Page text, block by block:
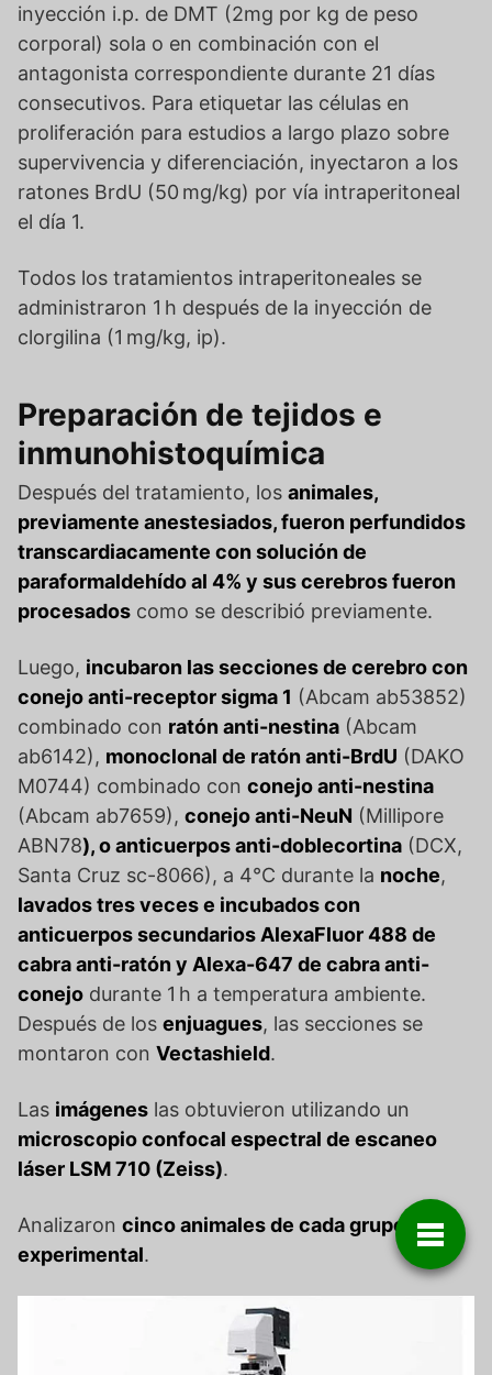
inyección i.p. de DMT (2mg por kg de peso
corporal) sola o en combinación con el
antagonista correspondiente durante 21 días
consecutivos. Para etiquetar las células en
proliferación para estudios a largo plazo sobre
supervivencia y diferenciación, inyectaron a los
ratones BrdU (50 mg/kg) por vía intraperitoneal
el día 1.
Todos los tratamientos intraperitoneales se
administraron 1 h después de la inyección de
clorgilina (1 mg/kg, ip).
Preparación de tejidos e
inmunohistoquímica
Después del tratamiento, los animales,
previamente anestesiados, fueron perfundidos
transcardiacamente con solución de
paraformaldehído al 4% y sus cerebros fueron
procesados como se describió previamente.
Luego, incubaron las secciones de cerebro con
conejo anti-receptor sigma 1 (Abcam ab53852)
combinado con ratón anti-nestina (Abcam
ab6142), monoclonal de ratón anti-BrdU (DAKO
M0744) combinado con conejo anti-nestina
(Abcam ab7659), conejo anti-NeuN (Millipore
ABN78), o anticuerpos anti-doblecortina (DCX,
Santa Cruz sc-8066), a 4°C durante la noche,
lavados tres veces e incubados con
anticuerpos secundarios AlexaFluor 488 de
cabra anti-ratón y Alexa-647 de cabra anti-
conejo durante 1 h a temperatura ambiente.
Después de los enjuagues, las secciones se
montaron con Vectashield.
Las imágenes las obtuvieron utilizando un
microscopio confocal espectral de escaneo
láser LSM 710 (Zeiss).
Analizaron cinco animales de cada grupo
experimental.